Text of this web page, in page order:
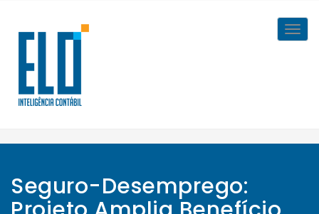
content
Seguro-Desemprego: